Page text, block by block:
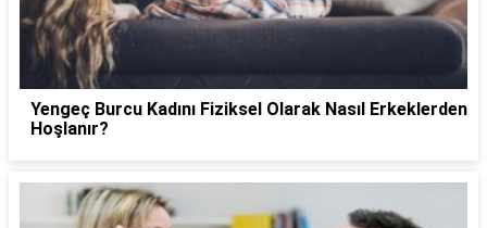
Yengeç Burcu Kadını Fiziksel Olarak Nasıl Erkeklerden
Hoşlanır?